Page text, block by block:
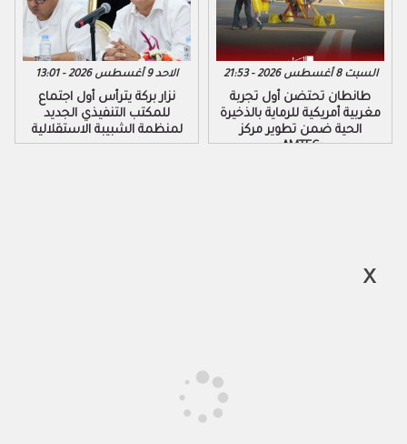
الاحد 9 أغسطس 2026 - 13:01
نزار بركة يترأس أول اجتماع
للمكتب التنفيذي الجديد
لمنظمة الشبيبة الاستقلالية
السبت 8 أغسطس 2026 - 21:53
طانطان تحتضن أول تجربة
مغربية أمريكية للرماية بالذخيرة
الحية ضمن تطوير مركز
«AMTEC»